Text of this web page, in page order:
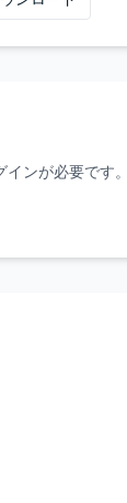
インが必要です。